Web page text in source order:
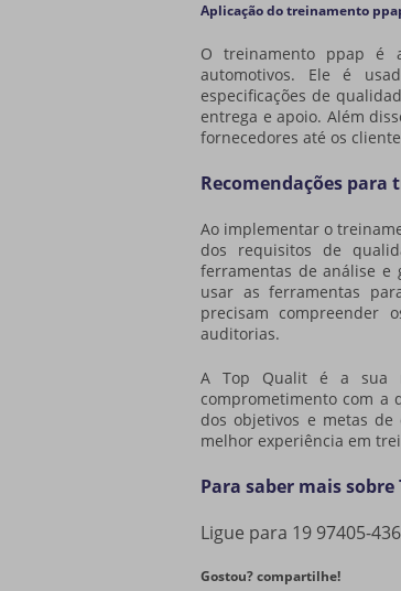
Aplicação do treinamento
Otreinamento ppap é
automotivos. Ele é
especificações de
entrega e apoio. Além
fornecedores até os
Recomendações
Ao implementar o
dos requisitos de
ferramentas de análise e
usar as ferramentas
precisam compreender
auditorias.
A Top Qualit é a sua
comprometimento com a
dos objetivos e metas
melhor experiência em
Para saber mais
Ligue para 19 97405-
Gostou? compartilhe!